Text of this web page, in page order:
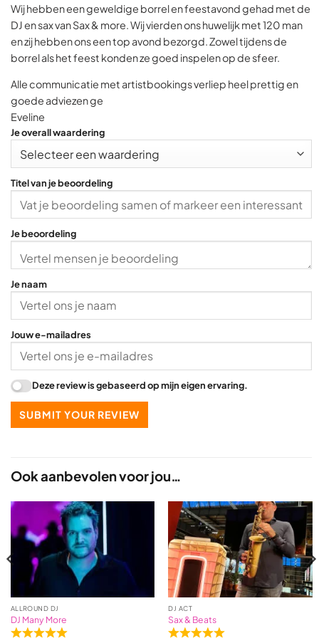
Ook aanbevolen voor jou…
ALLROUND DJ
DJ Many More
DJ ACT
Sax & Beats
a
t
e
d
5
,
0
o
t
o
5
Wij hebben een geweldige borrel en feestavond gehad met de
DJ en sax van Sax & more. Wij vierden ons huwelijk met 120 man
en zij hebben ons een top avond bezorgd. Zowel tijdens de
borrel als het feest konden ze goed inspelen op de sfeer.
Alle communicatie met artistbookings verliep heel prettig en
goede adviezen ge
Eveline
Je overall waardering
Titel van je beoordeling
Je beoordeling
Je naam
Jouw e-mailadres
Deze review is gebaseerd op mijn eigen ervaring.
SUBMIT YOUR REVIEW